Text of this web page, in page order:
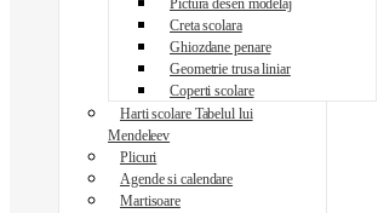
Pictura desen modelaj
Creta scolara
Ghiozdane penare
Geometrie trusa liniar
Coperti scolare
Harti scolare Tabelul lui
Mendeleev
Plicuri
Agende si calendare
Martisoare